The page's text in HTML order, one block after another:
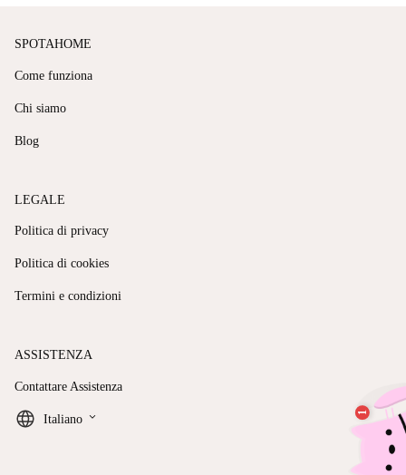
SPOTAHOME
Come funziona
Chi siamo
Blog
LEGALE
Politica di privacy
Politica di cookies
Termini e condizioni
ASSISTENZA
Contattare Assistenza
Italiano keyboard_arrow_down